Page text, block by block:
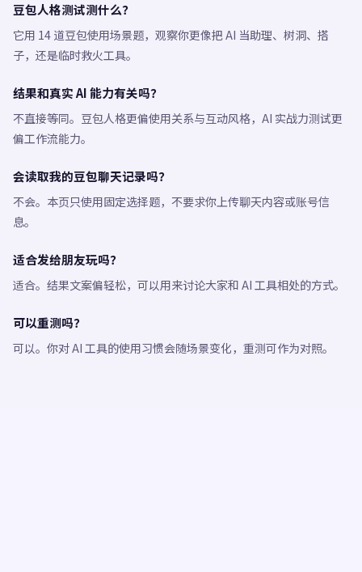
豆包人格测试测什么？
它用 14 道豆包使用场景题，观察你更像把 AI 当助理、树洞、搭
子，还是临时救火工具。
结果和真实 AI 能力有关吗？
不直接等同。豆包人格更偏使用关系与互动风格，AI 实战力测试更
偏工作流能力。
会读取我的豆包聊天记录吗？
不会。本页只使用固定选择题，不要求你上传聊天内容或账号信
息。
适合发给朋友玩吗？
适合。结果文案偏轻松，可以用来讨论大家和 AI 工具相处的方式。
可以重测吗？
可以。你对 AI 工具的使用习惯会随场景变化，重测可作为对照。